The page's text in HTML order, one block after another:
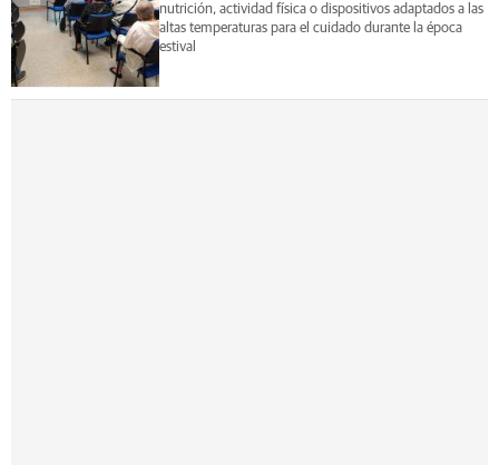
nutrición, actividad física o dispositivos adaptados a las
altas temperaturas para el cuidado durante la época
estival